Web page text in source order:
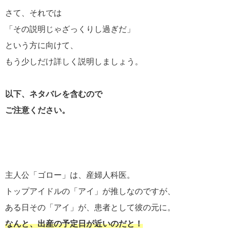
さて、それでは
「その説明じゃざっくりし過ぎだ」
という方に向けて、
もう少しだけ詳しく説明しましょう。
以下、ネタバレを含むので
ご注意ください。
主人公「ゴロー」は、産婦人科医。
トップアイドルの「アイ」が推しなのですが、
ある日その「アイ」が、患者として彼の元に。
なんと、出産の予定日が近いのだと！